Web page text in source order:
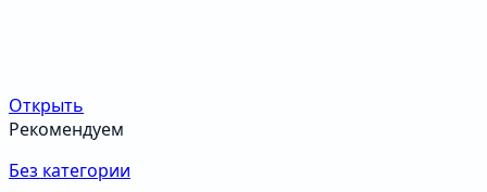
Открыть
Рекомендуем
Без категории